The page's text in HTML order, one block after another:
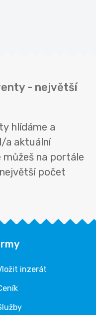
- největší
hlídáme a
a aktuální
můžeš na portále
počet
inzerát